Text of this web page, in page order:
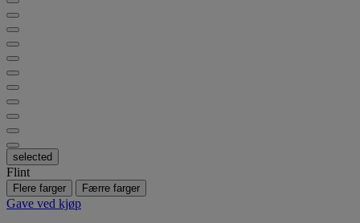
selected
Flint
Flere farger Færre farger
Gave ved kjøp